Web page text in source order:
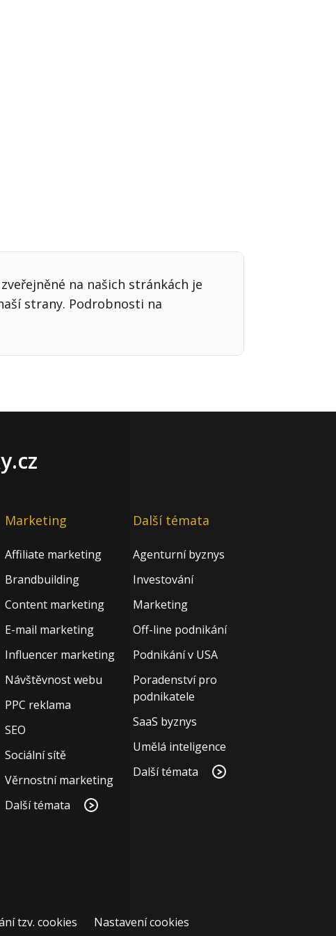
na našich stránkách je
strany. Podrobnosti na
Marketing
Affiliate marketing
Brandbuilding
Content marketing
E-mail marketing
Influencer marketing
Návštěvnost webu
PPC reklama
SEO
Sociální sítě
Věrnostní marketing
Další témata
Další témata
Agenturní byznys
Investování
Marketing
Off-line podnikání
Podnikání v USA
Poradenství pro
podnikatele
SaaS byznys
Umělá inteligence
Další témata
tzv. cookies Nastavení cookies